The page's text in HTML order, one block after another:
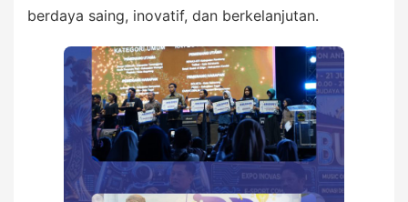
berdaya saing, inovatif, dan berkelanjutan.